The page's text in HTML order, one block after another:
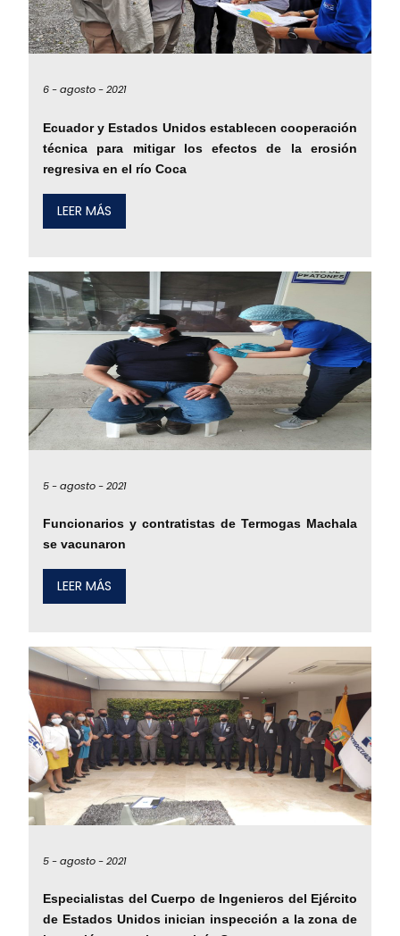
6 -agosto -2021
Ecuador y Estados Unidos establecen cooperación
técnica para mitigar los efectos de la erosión
regresiva en el río Coca
LEER MÁS
5 -agosto -2021
Funcionarios y contratistas de Termogas Machala
se vacunaron
LEER MÁS
5 -agosto -2021
Especialistas del Cuerpo de Ingenieros del Ejército
de Estados Unidos inician inspección a la zona de